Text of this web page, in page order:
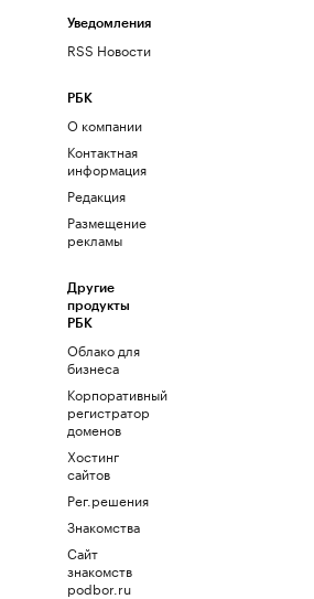
Уведомления
RSS Новости
РБК
О компании
Контактная
информация
Редакция
Размещение
рекламы
Другие
продукты
РБК
Облако для
бизнеса
Корпоративный
регистратор
доменов
Хостинг
сайтов
Рег.решения
Знакомства
Сайт
знакомств
podbor.ru